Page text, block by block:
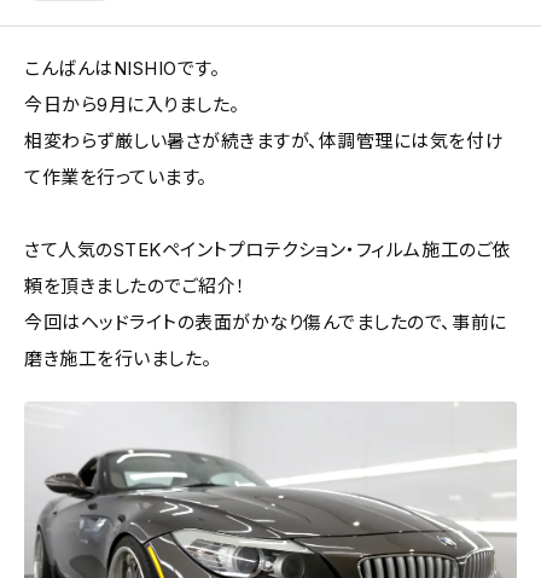
こんばんはNISHIOです。
今日から9月に入りました。
相変わらず厳しい暑さが続きますが、体調管理には気を付け
て作業を行っています。
さて人気のSTEKペイントプロテクション・フィルム施工のご依
頼を頂きましたのでご紹介！
今回はヘッドライトの表面がかなり傷んでましたので、事前に
磨き施工を行いました。